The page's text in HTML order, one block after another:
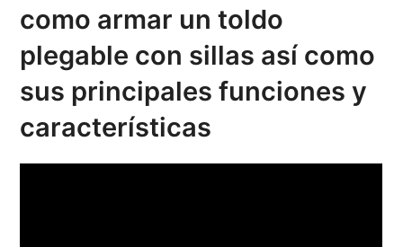
como armar un toldo
plegable con sillas así como
sus principales funciones y
características